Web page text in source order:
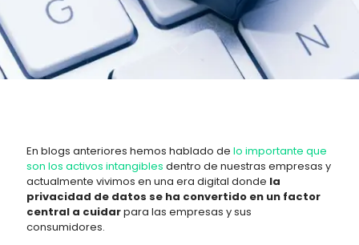
En blogs anteriores hemos hablado de lo importante que
son los activos intangibles dentro de nuestras empresas y
actualmente vivimos en una era digital donde la
privacidad de datos se ha convertido en un factor
central a cuidarpara las empresas y sus
consumidores.